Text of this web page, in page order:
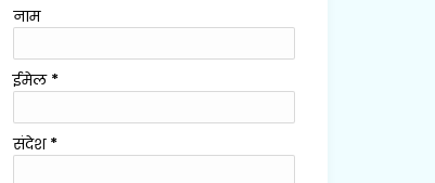
नाम
ईमेल *
संदेश *